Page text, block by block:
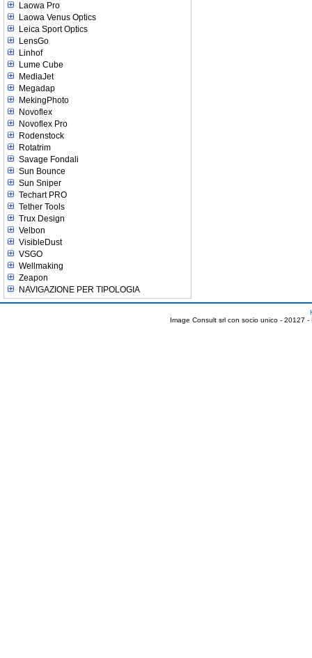
Laowa Pro
Laowa Venus Optics
Leica Sport Optics
LensGo
Linhof
Lume Cube
MediaJet
Megadap
MekingPhoto
Novoflex
Novoflex Pro
Rodenstock
Rotatrim
Savage Fondali
Sun Bounce
Sun Sniper
Techart PRO
Tether Tools
Trux Design
Velbon
VisibleDust
VSGO
Wellmaking
Zeapon
NAVIGAZIONE PER TIPOLOGIA
Image Consult srl con socio unico - 20127